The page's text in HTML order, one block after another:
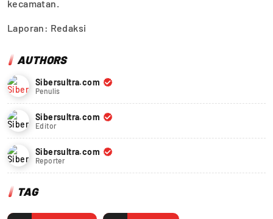
kecamatan.
Laporan: Redaksi
AUTHORS
Sibersultra.com
Penulis
Sibersultra.com
Editor
Sibersultra.com
Reporter
TAG